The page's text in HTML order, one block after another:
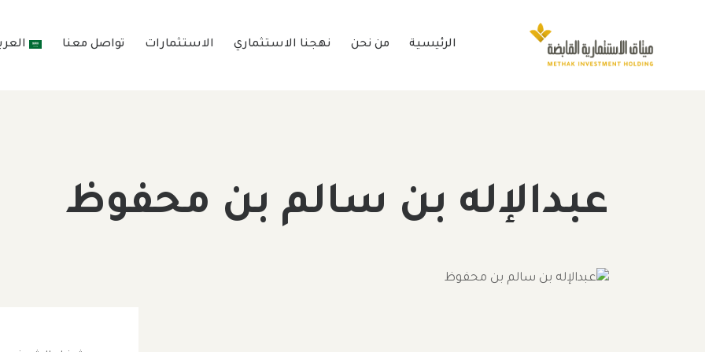
الرئيسية من نحن نهجنا الاستثماري الاستثمارات تواصل معنا
عبدالإله بن سالم بن محفوظ